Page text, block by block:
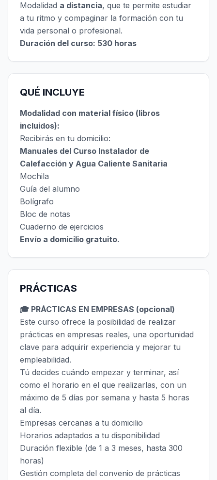
Modalidad a distancia, que te permite estudiar
a tu ritmo y compaginar la formación con tu
vida personal o profesional.
Duración del curso: 530 horas
QUÉ INCLUYE
Modalidad con material físico (libros
incluidos):
Recibirás en tu domicilio:
Manuales del Curso Instalador de
Calefacción y Agua Caliente Sanitaria
Mochila
Guía del alumno
Bolígrafo
Bloc de notas
Cuaderno de ejercicios
Envío a domicilio gratuito.
PRÁCTICAS
🎓 PRÁCTICAS EN EMPRESAS (opcional)
Este curso ofrece la posibilidad de realizar
prácticas en empresas reales, una oportunidad
clave para adquirir experiencia y mejorar tu
empleabilidad.
Tú decides cuándo empezar y terminar, así
como el horario en el que realizarlas, con un
máximo de 5 días por semana y hasta 5 horas
al día.
Empresas cercanas a tu domicilio
Horarios adaptados a tu disponibilidad
Duración flexible (de 1 a 3 meses, hasta 300
horas)
Gestión completa del convenio de prácticas